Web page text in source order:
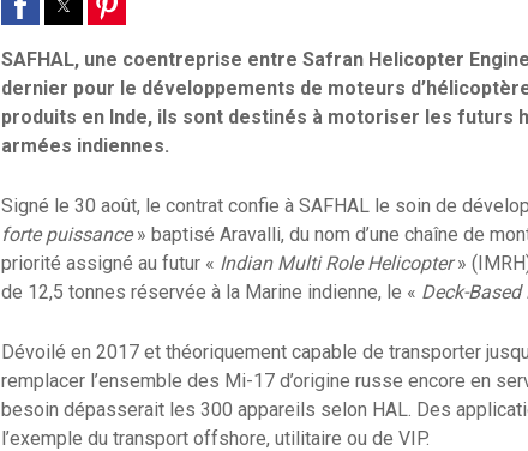
SAFHAL, une coentreprise entre Safran Helicopter
dernier pour le développements de moteurs
produits en Inde, ils sont destinés à motoriser les
armées indiennes.
Signé le 30 août, le contrat confie à SAFHAL le soin de
forte puissance» baptisé Aravalli, du nom d’une chaîne de
priorité assigné au futur « Indian Multi Role Helicopter»
de 12,5 tonnes réservée à la Marine indienne, le « Deck-
Dévoilé en 2017 et théoriquement capable de transporter
remplacer l’ensemble des Mi-17 d’origine russe encore en
besoin dépasserait les 300 appareils selon HAL. Des
l’exemple du transport offshore, utilitaire ou de VIP.